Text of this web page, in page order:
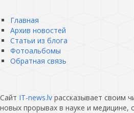
Главная
Архив новостей
Статьи из блога
Фотоальбомы
Обратная связь
Сайт IT-news.lv рассказывает своим
новых прорывах в науке и медицине,